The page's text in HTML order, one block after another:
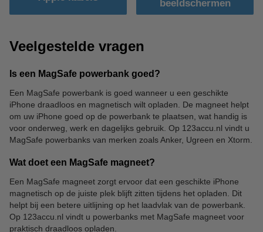
beeldschermen
Veelgestelde vragen
Is een MagSafe powerbank goed?
Een MagSafe powerbank is goed wanneer u een geschikte
iPhone draadloos en magnetisch wilt opladen. De magneet helpt
om uw iPhone goed op de powerbank te plaatsen, wat handig is
voor onderweg, werk en dagelijks gebruik. Op 123accu.nl vindt u
MagSafe powerbanks van merken zoals Anker, Ugreen en Xtorm.
Wat doet een MagSafe magneet?
Een MagSafe magneet zorgt ervoor dat een geschikte iPhone
magnetisch op de juiste plek blijft zitten tijdens het opladen. Dit
helpt bij een betere uitlijning op het laadvlak van de powerbank.
Op 123accu.nl vindt u powerbanks met MagSafe magneet voor
praktisch draadloos opladen.